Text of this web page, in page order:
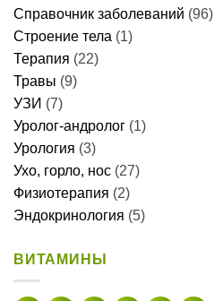
Справочник заболеваний (96)
Строение тела (1)
Терапия (22)
Травы (9)
УЗИ (7)
Уролог-андролог (1)
Урология (3)
Ухо, горло, нос (27)
Физиотерапия (2)
Эндокринология (5)
ВИТАМИНЫ